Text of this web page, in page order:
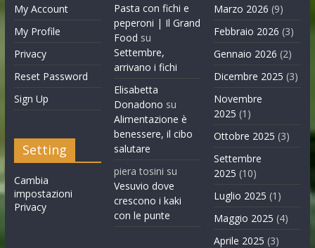
My Account
My Profile
Privacy
Reset Password
Sign Up
Setting
Cambia
impostazioni
Privacy
Pasta con fichi e
peperoni | Il Grand
Food su
Settembre,
arrivano i fichi
Elisabetta
Donadono su
Alimentazione è
benessere, il cibo
salutare
piera tosini su
Vesuvio dove
crescono i kaki
con le punte
Marzo 2026 (9)
Febbraio 2026 (3)
Gennaio 2026 (2)
Dicembre 2025 (3)
Novembre
2025 (1)
Ottobre 2025 (3)
Settembre
2025 (10)
Luglio 2025 (1)
Maggio 2025 (4)
Aprile 2025 (3)